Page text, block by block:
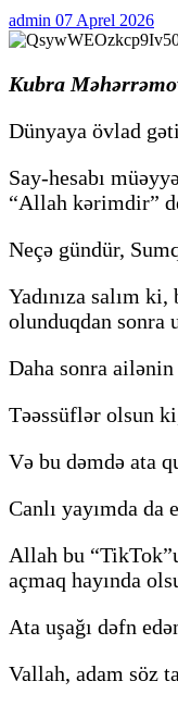
admin 07 Aprel 2026
Kubra
Dünyaya övlad
Say-hesabı
“Allah kərimdir”
Neçə gündür,
Yadınıza salım
olunduqdan sonra
Daha sonra ailənin
Təəssüflər olsun
Və bu dəmdə ata
Canlı yayımda da
Allah bu
açmaq hayında
Ata uşağı dəfn
Vallah, adam söz